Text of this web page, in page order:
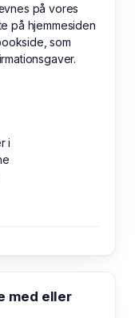
på vores
på hjemmesiden
som
i
med eller